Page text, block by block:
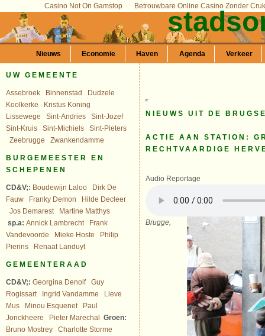
Casino Not On Gamstop Betrouwbare Online Casino Zonder
Nieuws Economie Haven Agenda Verkeer
UW GEMEENTE
Assebroek Binnenstad
Dudzele
Koolkerke
Kristus Koning
Lissewege
Sint-Andries
Sint-Jozef
Sint-Kruis
Sint-Michiels
Sint-Pieters
Zeebrugge
Zwankendamme
BURGEMEESTER EN
SCHEPENEN
CD&V;: Boudewijn Laloo
Dirk De
Fauw
Franky Demon
Hilde Decleer
Jos Demarest
Martine Matthys
sp.a: Annick Lambrecht
Frank
Vandevoorde
Mieke Hoste
Philip
Pierins
Renaat Landuyt
GEMEENTERAAD
CD&V;: Georgina Denolf
Guy
Rogissart
Ingrid Vandamme
Lieve
Mus
Minou Esquenet
Paul
Jonckheere
Pieter Marechal Groen:
Bruno Mostrey
Charlotte Storme
NIEUWS UIT DE
ACTIE AAN STATION:
RECHTVAARDIGE
Audio Reportage
Brugge,